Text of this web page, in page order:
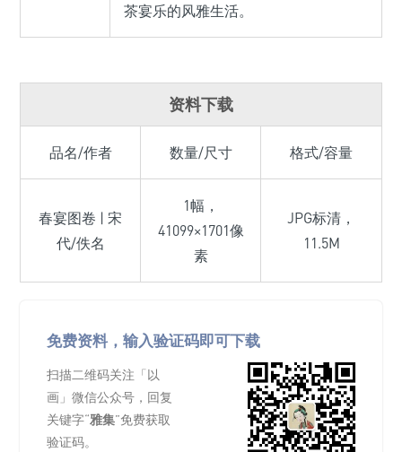
茶宴乐的风雅生活。
资料下载
品名/作者 数量/尺寸 格式/容量
春宴图卷 | 宋
代/佚名
1幅，
41099×1701像
素
JPG标清，
11.5M
免费资料，输入验证码即可下载
扫描二维码关注「以
画」微信公众号，回复
关键字“雅集”免费获取
验证码。